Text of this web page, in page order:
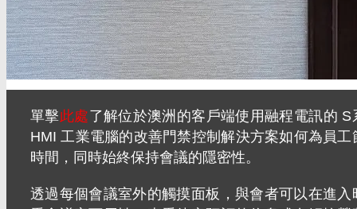
單擊此處了解位於澳洲的客戶端使用融程電訊的 S
HMI 工業電腦的改善門禁控制解決方案如何為員工
時間，同時始終保持會議的隱密性。
透過每個會議室外的觸摸面板，與會者可以在進入